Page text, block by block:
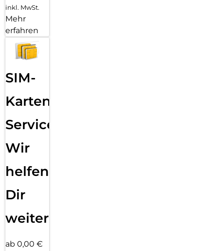
inkl. MwSt.
Mehr
erfahren
SIM-
Karten
Service:
Wir
helfen
Dir
weiter
ab 0,00 €